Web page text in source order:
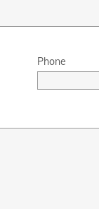
Phone